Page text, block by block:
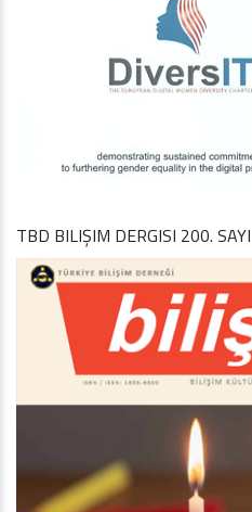
TBD BILIŞIM DERGISI 200. SAYI